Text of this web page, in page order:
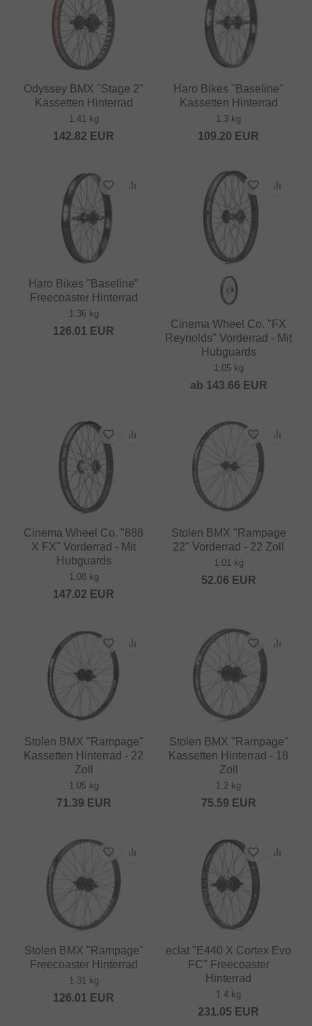
Odyssey BMX "Stage 2"
Kassetten Hinterrad
1.41 kg
142.82 EUR
Haro Bikes "Baseline"
Kassetten Hinterrad
1.3 kg
109.20 EUR
Haro Bikes "Baseline"
Freecoaster Hinterrad
1.36 kg
126.01 EUR
Cinema Wheel Co. "FX
Reynolds" Vorderrad - Mit
Hubguards
1.05 kg
ab 143.66 EUR
Cinema Wheel Co. "888
X FX" Vorderrad - Mit
Hubguards
1.08 kg
147.02 EUR
Stolen BMX "Rampage
22" Vorderrad - 22 Zoll
1.01 kg
52.06 EUR
Stolen BMX "Rampage"
Kassetten Hinterrad - 22
Zoll
1.05 kg
71.39 EUR
Stolen BMX "Rampage"
Kassetten Hinterrad - 18
Zoll
1.2 kg
75.59 EUR
Stolen BMX "Rampage"
Freecoaster Hinterrad
1.31 kg
126.01 EUR
eclat "E440 X Cortex Evo
FC" Freecoaster
Hinterrad
1.4 kg
231.05 EUR